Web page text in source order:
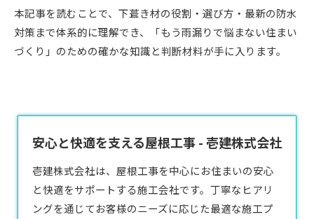
本記事を読むことで、下葺き材の役割・選び方・最新の防水
対策まで体系的に理解でき、「もう雨漏りで悩まない住まい
づくり」のための確かな知識と判断材料が手に入ります。
安心と快適を支える屋根工事 - 壱建株式会社
壱建株式会社は、屋根工事を中心にお住まいの安心
と快適をサポートする施工会社です。丁寧なヒアリ
ングを通じてお客様のニーズに応じた最適な施工プ